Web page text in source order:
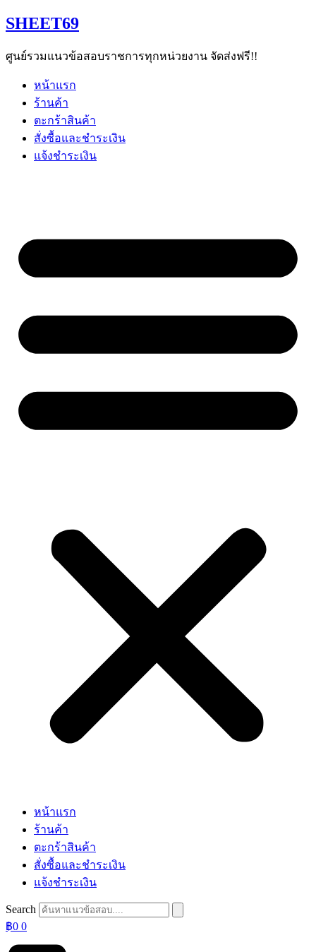
Skip
to
SHEET69
ศูนย์รวมแนวข้อสอบราชการทุกหน่วยงาน จัดส่งฟรี!!
หน้าแรก
ร้านค้า
ตะกร้าสินค้า
สั่งซื้อและชำระเงิน
แจ้งชำระเงิน
หน้าแรก
ร้านค้า
ตะกร้าสินค้า
สั่งซื้อและชำระเงิน
แจ้งชำระเงิน
Search
฿0 0